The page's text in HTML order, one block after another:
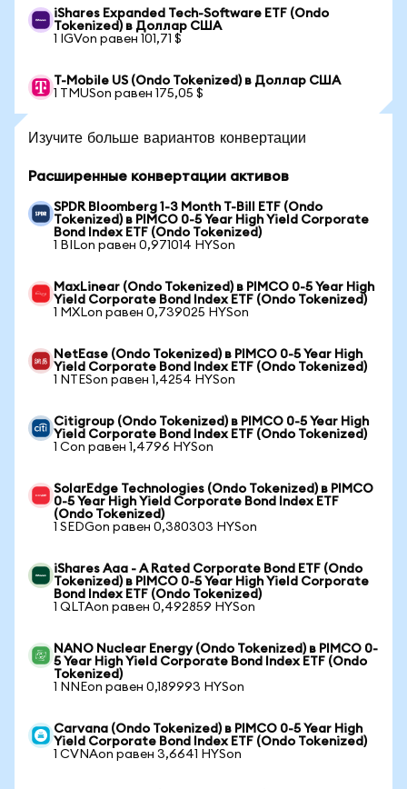
iShares Expanded Tech-Software ETF (Ondo
Tokenized) в Доллар США
1 IGVon равен 101,71 $
T-Mobile US (Ondo Tokenized) в Доллар США
1 TMUSon равен 175,05 $
Изучите больше вариантов конвертации
Расширенные конвертации активов
SPDR Bloomberg 1-3 Month T-Bill ETF (Ondo
Tokenized) в PIMCO 0-5 Year High Yield Corporate
Bond Index ETF (Ondo Tokenized)
1 BILon равен 0,971014 HYSon
MaxLinear (Ondo Tokenized) в PIMCO 0-5 Year High
Yield Corporate Bond Index ETF (Ondo Tokenized)
1 MXLon равен 0,739025 HYSon
NetEase (Ondo Tokenized) в PIMCO 0-5 Year High
Yield Corporate Bond Index ETF (Ondo Tokenized)
1 NTESon равен 1,4254 HYSon
Citigroup (Ondo Tokenized) в PIMCO 0-5 Year High
Yield Corporate Bond Index ETF (Ondo Tokenized)
1 Con равен 1,4796 HYSon
SolarEdge Technologies (Ondo Tokenized) в PIMCO
0-5 Year High Yield Corporate Bond Index ETF
(Ondo Tokenized)
1 SEDGon равен 0,380303 HYSon
iShares Aaa - A Rated Corporate Bond ETF (Ondo
Tokenized) в PIMCO 0-5 Year High Yield Corporate
Bond Index ETF (Ondo Tokenized)
1 QLTAon равен 0,492859 HYSon
NANO Nuclear Energy (Ondo Tokenized) в PIMCO 0-
5 Year High Yield Corporate Bond Index ETF (Ondo
Tokenized)
1 NNEon равен 0,189993 HYSon
Carvana (Ondo Tokenized) в PIMCO 0-5 Year High
Yield Corporate Bond Index ETF (Ondo Tokenized)
1 CVNAon равен 3,6641 HYSon